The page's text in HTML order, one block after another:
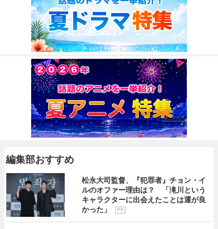
編集部おすすめ
松永大司監督、『犯罪者』チョン・イ
ルのオファー理由は？ 「滝川という
キャラクターに出会えたことは運が良
かった」
P R